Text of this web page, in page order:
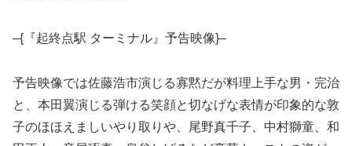
–{『起終点駅 ターミナル』予告映像}–
予告映像では佐藤浩市演じる寡黙だが料理上手な男・完治
と、本田翼演じる弾ける笑顔と切なげな表情が印象的な敦
子のほほえましいやり取りや、尾野真千子、中村獅童、和